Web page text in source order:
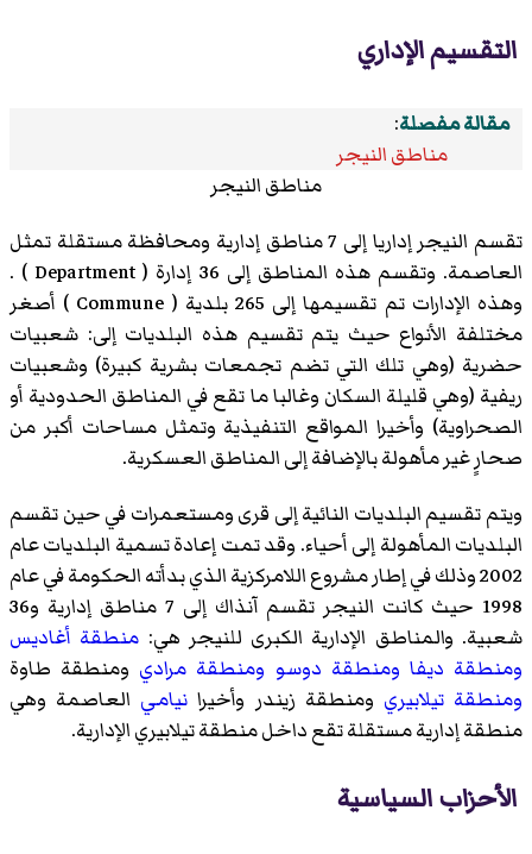
التقسيم الإداري
مقالة مفصلة:
مناطق النيجر
مناطق النيجر
تقسم النيجر إداريا إلى 7 مناطق إدارية ومحافظة مستقلة تمثل
العاصمة. وتقسم هذه المناطق إلى 36 إدارة ( Department ) .
وهذه الإدارات تم تقسيمها إلى 265 بلدية ( Commune ) أصغر
مختلفة الأنواع حيث يتم تقسيم هذه البلديات إلى: شعبيات
حضرية (وهي تلك التي تضم تجمعات بشرية كبيرة) وشعبيات
ريفية (وهي قليلة السكان وغالبا ما تقع في المناطق الحدودية أو
الصحراوية) وأخيرا المواقع التنفيذية وتمثل مساحات أكبر من
صحارٍ غير مأهولة بالإضافة إلى المناطق العسكرية.
ويتم تقسيم البلديات النائية إلى قرى ومستعمرات في حين تقسم
البلديات المأهولة إلى أحياء. وقد تمت إعادة تسمية البلديات عام
2002 وذلك في إطار مشروع اللامركزية الذي بدأته الحكومة في عام
1998 حيث كانت النيجر تقسم آنذاك إلى 7 مناطق إدارية و36
شعبية. والمناطق الإدارية الكبرى للنيجر هي: منطقة أغاديس
ومنطقة ديفا ومنطقة دوسو ومنطقة مرادي ومنطقة طاوة
ومنطقة تيلابيري ومنطقة زيندر وأخيرا نيامي العاصمة وهي
منطقة إدارية مستقلة تقع داخل منطقة تيلابيري الإدارية.
الأحزاب السياسية